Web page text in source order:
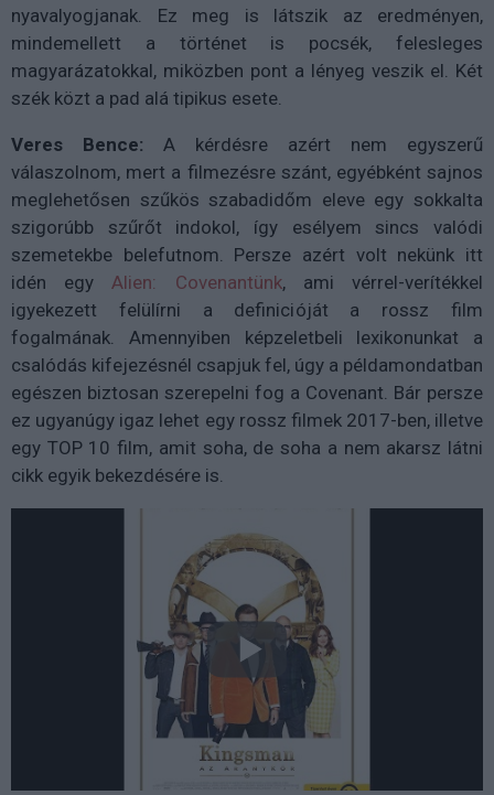
nyavalyogjanak. Ez meg is látszik az eredményen,
mindemellett a történet is pocsék, felesleges
magyarázatokkal, miközben pont a lényeg veszik el. Két
szék közt a pad alá tipikus esete.
Veres Bence: A kérdésre azért nem egyszerű
válaszolnom, mert a filmezésre szánt, egyébként sajnos
meglehetősen szűkös szabadidőm eleve egy sokkalta
szigorúbb szűrőt indokol, így esélyem sincs valódi
szemetekbe belefutnom. Persze azért volt nekünk itt
idén egy Alien: Covenantünk, ami vérrel-verítékkel
igyekezett felülírni a definicióját a rossz film
fogalmának. Amennyiben képzeletbeli lexikonunkat a
csalódás kifejezésnél csapjuk fel, úgy a példamondatban
egészen biztosan szerepelni fog a Covenant. Bár persze
ez ugyanúgy igaz lehet egy rossz filmek 2017-ben, illetve
egy TOP 10 film, amit soha, de soha a nem akarsz látni
cikk egyik bekezdésére is.